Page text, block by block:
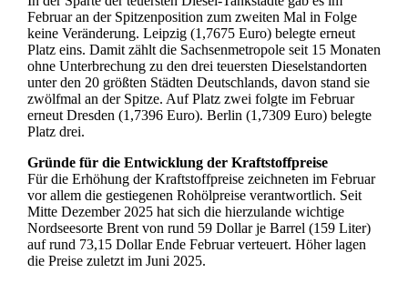
Februar an der Spitzenposition zum zweiten Mal in Folge
keine Veränderung. Leipzig (1,7675 Euro) belegte erneut
Platz eins. Damit zählt die Sachsenmetropole seit 15 Monaten
ohne Unterbrechung zu den drei teuersten Dieselstandorten
unter den 20 größten Städten Deutschlands, davon stand sie
zwölfmal an der Spitze. Auf Platz zwei folgte im Februar
erneut Dresden (1,7396 Euro). Berlin (1,7309 Euro) belegte
Platz drei.
Gründe für die Entwicklung der Kraftstoffpreise
Für die Erhöhung der Kraftstoffpreise zeichneten im Februar
vor allem die gestiegenen Rohölpreise verantwortlich. Seit
Mitte Dezember 2025 hat sich die hierzulande wichtige
Nordseesorte Brent von rund 59 Dollar je Barrel (159 Liter)
auf rund 73,15 Dollar Ende Februar verteuert. Höher lagen
die Preise zuletzt im Juni 2025.